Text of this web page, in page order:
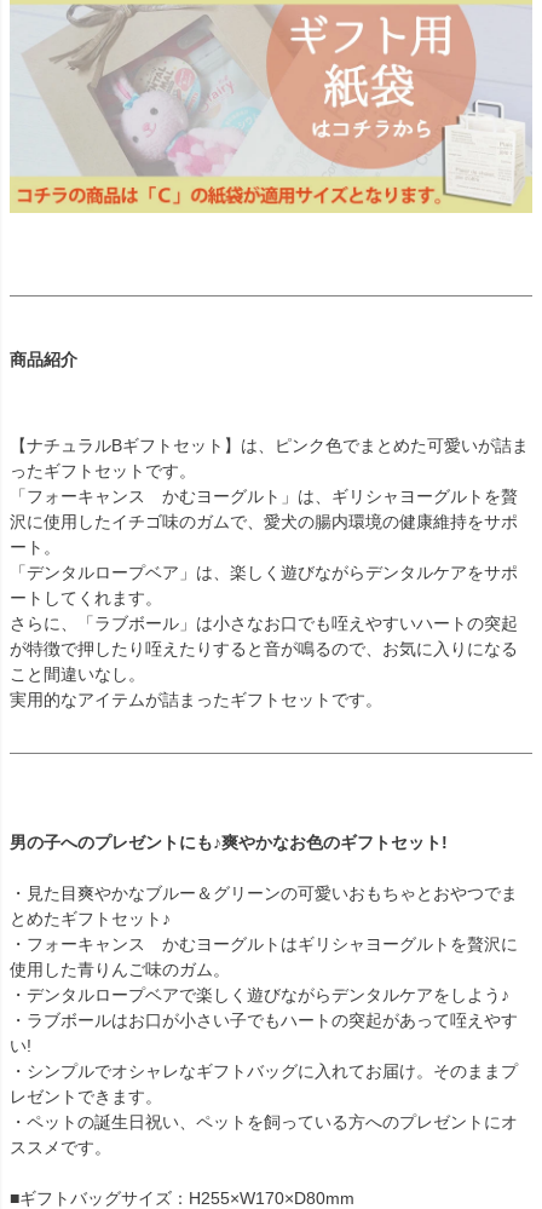
商品紹介
【ナチュラルBギフトセット】は、ピンク色でまとめた可愛いが詰ま
ったギフトセットです。
「フォーキャンス かむヨーグルト」は、ギリシャヨーグルトを贅
沢に使用したイチゴ味のガムで、愛犬の腸内環境の健康維持をサポ
ート。
「デンタルロープベア」は、楽しく遊びながらデンタルケアをサポ
ートしてくれます。
さらに、「ラブボール」は小さなお口でも咥えやすいハートの突起
が特徴で押したり咥えたりすると音が鳴るので、お気に入りになる
こと間違いなし。
実用的なアイテムが詰まったギフトセットです。
男の子へのプレゼントにも♪爽やかなお色のギフトセット!
・見た目爽やかなブルー＆グリーンの可愛いおもちゃとおやつでま
とめたギフトセット♪
・フォーキャンス かむヨーグルトはギリシャヨーグルトを贅沢に
使用した青りんご味のガム。
・デンタルロープベアで楽しく遊びながらデンタルケアをしよう♪
・ラブボールはお口が小さい子でもハートの突起があって咥えやす
い!
・シンプルでオシャレなギフトバッグに入れてお届け。そのままプ
レゼントできます。
・ペットの誕生日祝い、ペットを飼っている方へのプレゼントにオ
ススメです。
■ギフトバッグサイズ：H255×W170×D80mm